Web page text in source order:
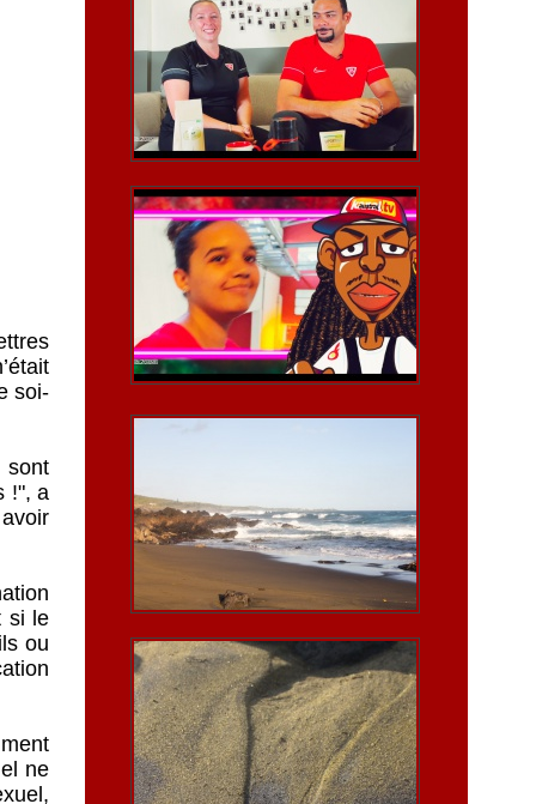
soi-
sont
!", a
si le
ou
ne